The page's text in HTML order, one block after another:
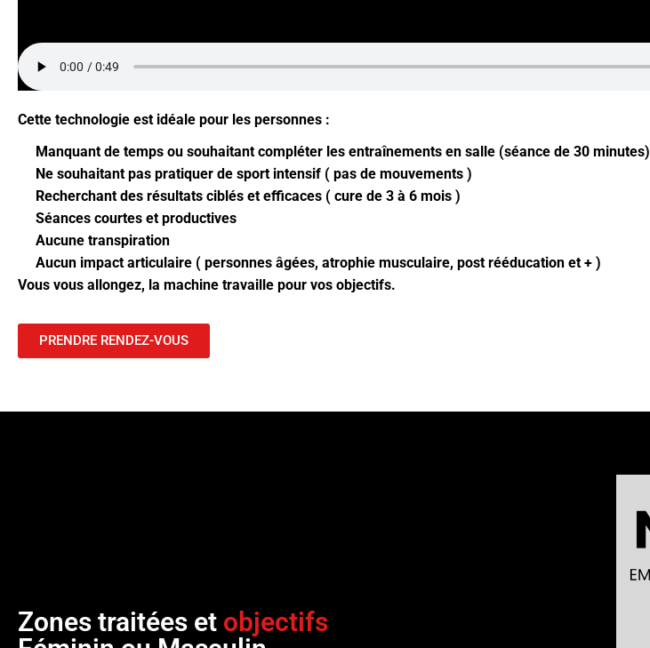
Cette technologie est idéale pour les personnes :
Manquant de temps ou souhaitant compléter les entraînements en salle (séance de 30 minutes)
Ne souhaitant pas pratiquer de sport intensif ( pas de mouvements )
Recherchant des résultats ciblés et efficaces ( cure de 3 à 6 mois )
Séances courtes et productives
Aucune transpiration
Aucun impact articulaire ( personnes âgées, atrophie musculaire, post rééducation et + )
Vous vous allongez, la machine travaille pour vos objectifs.
PRENDRE RENDEZ-VOUS
Zones traitées et objectifs